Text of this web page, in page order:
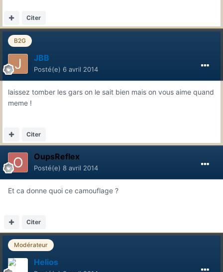
Citer
B2G
JBB
Posté(e) 6 avril 2014
laissez tomber les gars on le sait bien mais on vous aime quand
meme !
Citer
OupsReflex
Posté(e) 8 avril 2014
Et ca donne quoi ce camouflage ?
Citer
Modérateur
Helios